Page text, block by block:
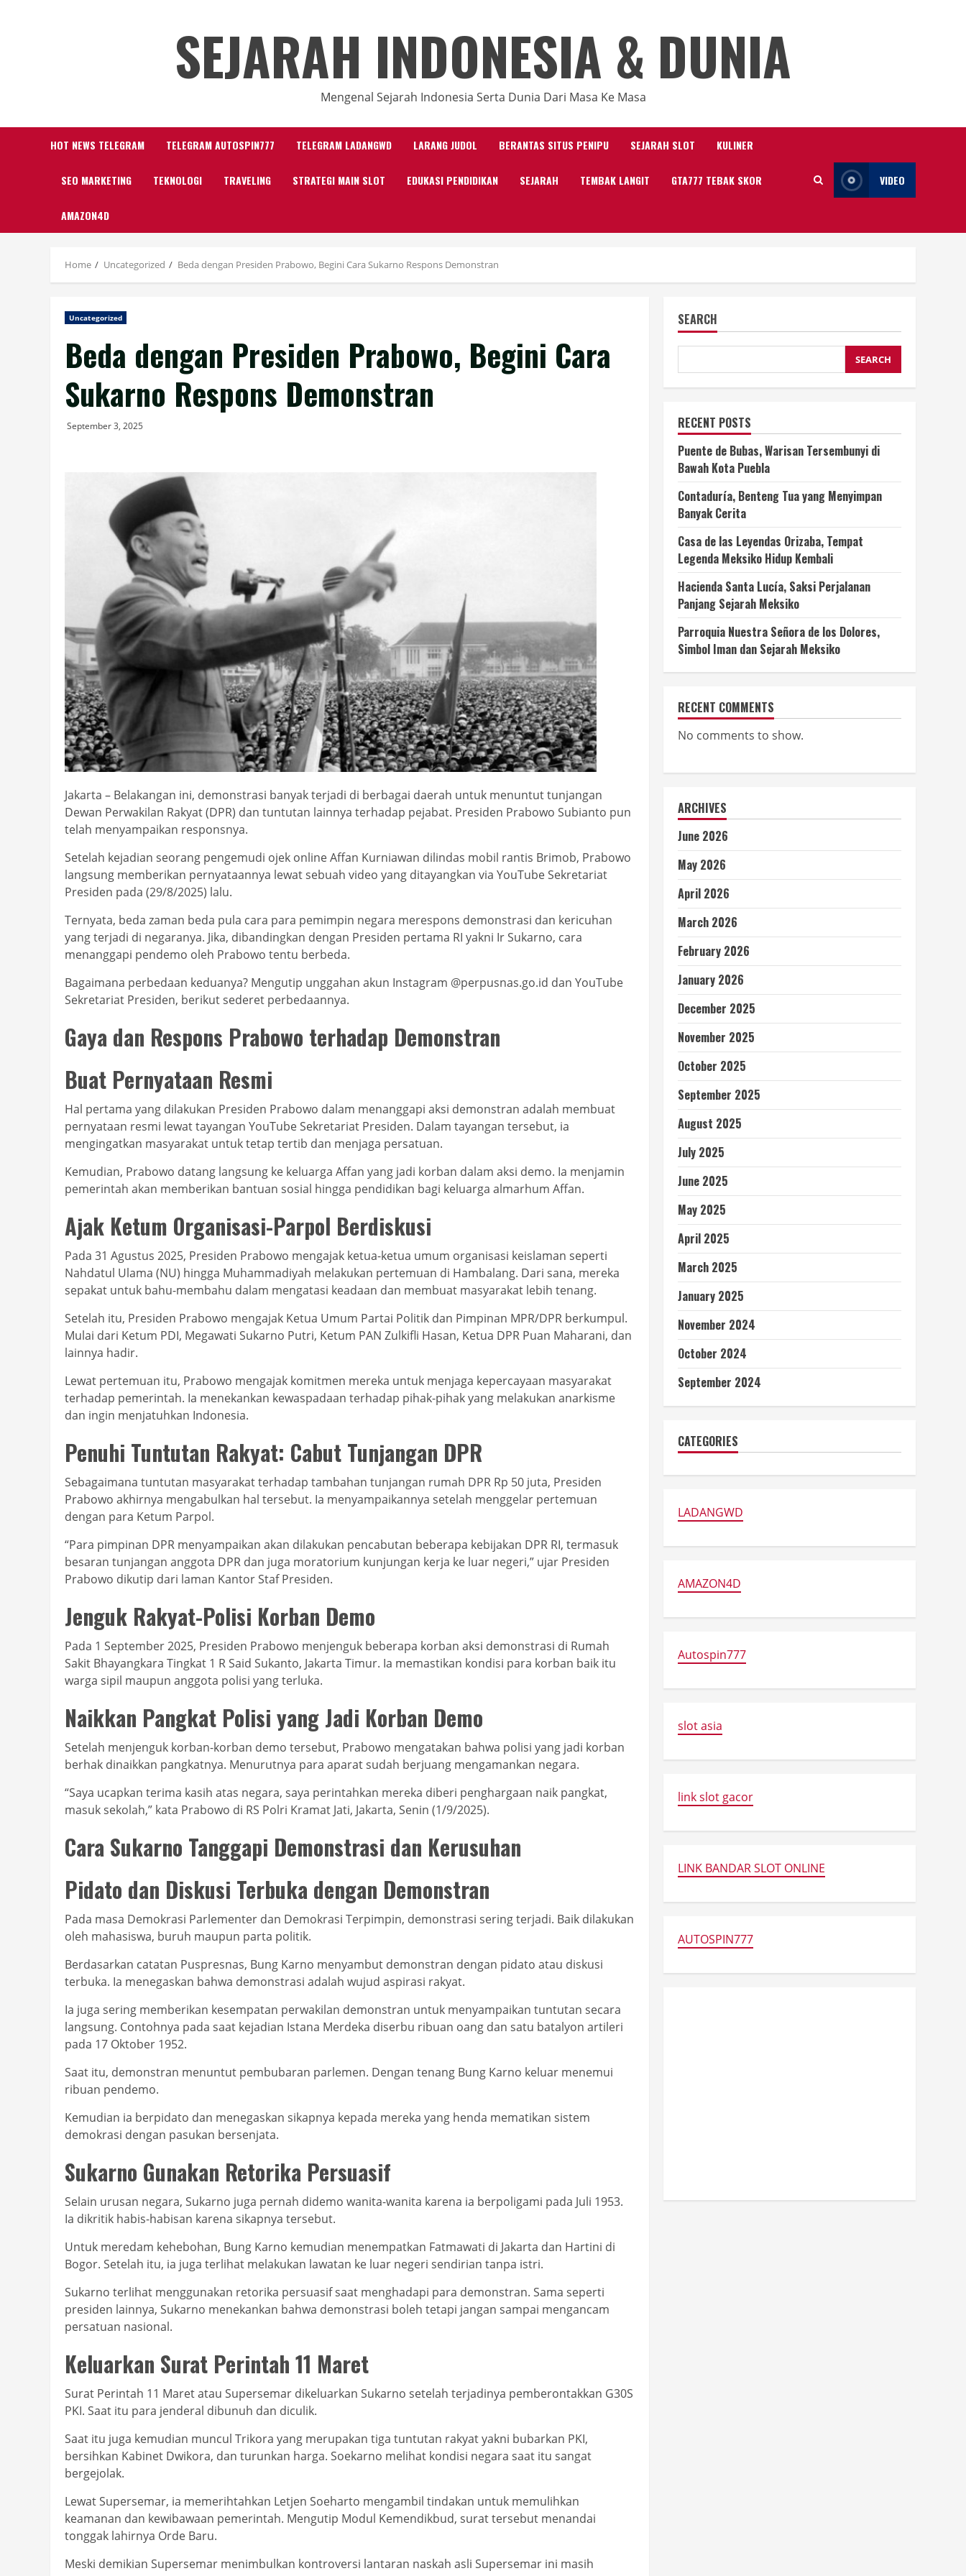
SEJARAH INDONESIA & DUNIA
Mengenal Sejarah Indonesia Serta Dunia Dari Masa Ke Masa
HOT NEWS TELEGRAM TELEGRAM AUTOSPIN777 TELEGRAM LADANGWD LARANG JUDOL BERANTAS SITUS PENIPU SEJARAH SLOT KULINER
SEO MARKETING TEKNOLOGI TRAVELING STRATEGI MAIN SLOT EDUKASI PENDIDIKAN SEJARAH TEMBAK LANGIT GTA777 TEBAK SKOR
AMAZON4D
VIDEO
Home Uncategorized Beda dengan Presiden Prabowo, Begini Cara Sukarno Respons Demonstran
Uncategorized
Beda dengan Presiden Prabowo, Begini Cara
Sukarno Respons Demonstran
September 3, 2025
Jakarta – Belakangan ini, demonstrasi banyak terjadi di berbagai daerah untuk menuntut tunjangan
Dewan Perwakilan Rakyat (DPR) dan tuntutan lainnya terhadap pejabat. Presiden Prabowo Subianto pun
telah menyampaikan responsnya.
Setelah kejadian seorang pengemudi ojek online Affan Kurniawan dilindas mobil rantis Brimob, Prabowo
langsung memberikan pernyataannya lewat sebuah video yang ditayangkan via YouTube Sekretariat
Presiden pada (29/8/2025) lalu.
Ternyata, beda zaman beda pula cara para pemimpin negara merespons demonstrasi dan kericuhan
yang terjadi di negaranya. Jika, dibandingkan dengan Presiden pertama RI yakni Ir Sukarno, cara
menanggapi pendemo oleh Prabowo tentu berbeda.
Bagaimana perbedaan keduanya? Mengutip unggahan akun Instagram @perpusnas.go.id dan YouTube
Sekretariat Presiden, berikut sederet perbedaannya.
Gaya dan Respons Prabowo terhadap Demonstran
Buat Pernyataan Resmi
Hal pertama yang dilakukan Presiden Prabowo dalam menanggapi aksi demonstran adalah membuat
pernyataan resmi lewat tayangan YouTube Sekretariat Presiden. Dalam tayangan tersebut, ia
mengingatkan masyarakat untuk tetap tertib dan menjaga persatuan.
Kemudian, Prabowo datang langsung ke keluarga Affan yang jadi korban dalam aksi demo. Ia menjamin
pemerintah akan memberikan bantuan sosial hingga pendidikan bagi keluarga almarhum Affan.
Ajak Ketum Organisasi-Parpol Berdiskusi
Pada 31 Agustus 2025, Presiden Prabowo mengajak ketua-ketua umum organisasi keislaman seperti
Nahdatul Ulama (NU) hingga Muhammadiyah melakukan pertemuan di Hambalang. Dari sana, mereka
sepakat untuk bahu-membahu dalam mengatasi keadaan dan membuat masyarakat lebih tenang.
Setelah itu, Presiden Prabowo mengajak Ketua Umum Partai Politik dan Pimpinan MPR/DPR berkumpul.
Mulai dari Ketum PDI, Megawati Sukarno Putri, Ketum PAN Zulkifli Hasan, Ketua DPR Puan Maharani, dan
lainnya hadir.
Lewat pertemuan itu, Prabowo mengajak komitmen mereka untuk menjaga kepercayaan masyarakat
terhadap pemerintah. Ia menekankan kewaspadaan terhadap pihak-pihak yang melakukan anarkisme
dan ingin menjatuhkan Indonesia.
Penuhi Tuntutan Rakyat: Cabut Tunjangan DPR
Sebagaimana tuntutan masyarakat terhadap tambahan tunjangan rumah DPR Rp 50 juta, Presiden
Prabowo akhirnya mengabulkan hal tersebut. Ia menyampaikannya setelah menggelar pertemuan
dengan para Ketum Parpol.
“Para pimpinan DPR menyampaikan akan dilakukan pencabutan beberapa kebijakan DPR RI, termasuk
besaran tunjangan anggota DPR dan juga moratorium kunjungan kerja ke luar negeri,” ujar Presiden
Prabowo dikutip dari laman Kantor Staf Presiden.
Jenguk Rakyat-Polisi Korban Demo
Pada 1 September 2025, Presiden Prabowo menjenguk beberapa korban aksi demonstrasi di Rumah
Sakit Bhayangkara Tingkat 1 R Said Sukanto, Jakarta Timur. Ia memastikan kondisi para korban baik itu
warga sipil maupun anggota polisi yang terluka.
Naikkan Pangkat Polisi yang Jadi Korban Demo
Setelah menjenguk korban-korban demo tersebut, Prabowo mengatakan bahwa polisi yang jadi korban
berhak dinaikkan pangkatnya. Menurutnya para aparat sudah berjuang mengamankan negara.
“Saya ucapkan terima kasih atas negara, saya perintahkan mereka diberi penghargaan naik pangkat,
masuk sekolah,” kata Prabowo di RS Polri Kramat Jati, Jakarta, Senin (1/9/2025).
Cara Sukarno Tanggapi Demonstrasi dan Kerusuhan
Pidato dan Diskusi Terbuka dengan Demonstran
Pada masa Demokrasi Parlementer dan Demokrasi Terpimpin, demonstrasi sering terjadi. Baik dilakukan
oleh mahasiswa, buruh maupun parta politik.
Berdasarkan catatan Puspresnas, Bung Karno menyambut demonstran dengan pidato atau diskusi
terbuka. Ia menegaskan bahwa demonstrasi adalah wujud aspirasi rakyat.
Ia juga sering memberikan kesempatan perwakilan demonstran untuk menyampaikan tuntutan secara
langsung. Contohnya pada saat kejadian Istana Merdeka diserbu ribuan oang dan satu batalyon artileri
pada 17 Oktober 1952.
Saat itu, demonstran menuntut pembubaran parlemen. Dengan tenang Bung Karno keluar menemui
ribuan pendemo.
Kemudian ia berpidato dan menegaskan sikapnya kepada mereka yang henda mematikan sistem
demokrasi dengan pasukan bersenjata.
Sukarno Gunakan Retorika Persuasif
Selain urusan negara, Sukarno juga pernah didemo wanita-wanita karena ia berpoligami pada Juli 1953.
Ia dikritik habis-habisan karena sikapnya tersebut.
Untuk meredam kehebohan, Bung Karno kemudian menempatkan Fatmawati di Jakarta dan Hartini di
Bogor. Setelah itu, ia juga terlihat melakukan lawatan ke luar negeri sendirian tanpa istri.
Sukarno terlihat menggunakan retorika persuasif saat menghadapi para demonstran. Sama seperti
presiden lainnya, Sukarno menekankan bahwa demonstrasi boleh tetapi jangan sampai mengancam
persatuan nasional.
Keluarkan Surat Perintah 11 Maret
Surat Perintah 11 Maret atau Supersemar dikeluarkan Sukarno setelah terjadinya pemberontakkan G30S
PKI. Saat itu para jenderal dibunuh dan diculik.
Saat itu juga kemudian muncul Trikora yang merupakan tiga tuntutan rakyat yakni bubarkan PKI,
bersihkan Kabinet Dwikora, dan turunkan harga. Soekarno melihat kondisi negara saat itu sangat
bergejolak.
Lewat Supersemar, ia memerihtahkan Letjen Soeharto mengambil tindakan untuk memulihkan
keamanan dan kewibawaan pemerintah. Mengutip Modul Kemendikbud, surat tersebut menandai
tonggak lahirnya Orde Baru.
Meski demikian Supersemar menimbulkan kontroversi lantaran naskah asli Supersemar ini masih
SEARCH
SEARCH
RECENT POSTS
Puente de Bubas, Warisan Tersembunyi di
Bawah Kota Puebla
Contaduría, Benteng Tua yang Menyimpan
Banyak Cerita
Casa de las Leyendas Orizaba, Tempat
Legenda Meksiko Hidup Kembali
Hacienda Santa Lucía, Saksi Perjalanan
Panjang Sejarah Meksiko
Parroquia Nuestra Señora de los Dolores,
Simbol Iman dan Sejarah Meksiko
RECENT COMMENTS
No comments to show.
ARCHIVES
June 2026
May 2026
April 2026
March 2026
February 2026
January 2026
December 2025
November 2025
October 2025
September 2025
August 2025
July 2025
June 2025
May 2025
April 2025
March 2025
January 2025
November 2024
October 2024
September 2024
CATEGORIES
LADANGWD
AMAZON4D
Autospin777
slot asia
link slot gacor
LINK BANDAR SLOT ONLINE
AUTOSPIN777